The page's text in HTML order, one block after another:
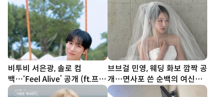
비투비 서은광, 솔로 컴
백…‘Feel Alive’ 공개 (ft.프니
엘)
브브걸 민영, 웨딩 화보 깜짝 공
개…면사포 쓴 순백의 여신
[DA★]